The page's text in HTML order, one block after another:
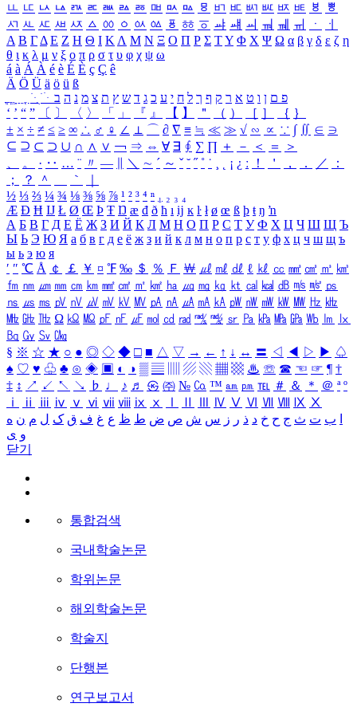
ㅥ ㅦ ㅧ ㅨ ㅩ ㅪ ㅫ ㅬ ㅭ ㅮ ㅯ ㅰ ㅱ ㅲ ㅳ ㅴ ㅵ ㅶ ㅷ ㅸ
ㅹ
ㅺ ㅻ ㅼ ㅽ ㅾ ㅿ ㆀ ㆁ ㆂ ㆃ ㆄ ㆅ ㆆ ㆇ ㆈ ㆉ ㆊ ㆋ ㆌ ㆍ
ㆎ
Α Β ΓΔ Ε Ζ Η Θ Ι ΚΛ Μ Ν Ξ Ο Π Ρ Σ ΤΥ Φ Χ Ψ Ω α β γ δ ε ζ η
θ ι κ λ μ ν ξ ο π ρ σ τ υ φ χ ψ ω
á à Á À é è É È ç Ç ê
Ä Ö Ü ä ö ü ß
ִֶֹ ֻּ ׁׂ פ ם ן ו ט א ר ק ף ך ל ח י ע כ ג ד ש ץ ת צ מ נ ה ב
‘ ’ “ ” 〔 〕 〈 〉 「 」 『 』 【 】 ＂ （ ） ［ ］ ｛ ｝
± × ÷ ≠ ≤ ≥ ∞ ∴ ♂ ♀ ∠ ⊥ ⌒ ∂ ∇ ≡ ≒ ≪ ≫ √ ∽ ∝ ∵ ∫ ∬ ∈ ∋
⊆ ⊇ ⊂ ⊃ ∪ ∩ ∧ ∨ ￢ ⇒ ⇔ ∀ ∃ ∮ ∑ ∏ ＋ － ＜ ＝
＞
、
。 · ‥ … ¨ 〃 ― ＼ ∼ ´ ～ ˇ ˘ ˝ ˚ ˙ ¸ ¡ ¿ ː ！ ＇ ， ． ／
：
；
？ ＾ ｀
½ ⅓ ⅔ ¼ ¾ ⅛ ⅜ ⅝ ⅞ ¹ ² ³ ⁴ ⁿ ₁ ₂ ₃ ₄
Æ Ð Ħ Ĳ Ł Ø Œ Þ Ŧ Ŋ æ đ ð ħ ı ĳ ĸ ŀ ł ø œ ß þ ŧ ŋ ŉ
А Б В Г Д Е Ё Ж З И Й К Л М Н О П Р С Т У Ф Х Ц Ч Ш Щ Ъ
Ы Ь Э Ю Я а б в г д е ё ж з и й к л м н о п р с т у ф х ц ч ш щ ъ
ы ь э ю я
′ ″ ℃ Å ￠ ￡ ￥ ¤ ℉ ‰ ＄ ％ Ｆ ￦ ㎕ ㎖ ㎗ ℓ ㎘ ㏄ ㎣ ㎤ ㎥ ㎦
㎙ ㎚ ㎛ ㎜ ㎝ ㎞ ㎟ ㎠ ㎡ ㎢ ㏊ ㎍ ㎎ ㎏ ㏏ ㎈ ㎉ ㏈ ㎧ ㎨ ㎰
㎱ ㎲ ㎳ ㎴ ㎵ ㎶ ㎷ ㎸ ㎹ ㎀ ㎁ ㎂ ㎃ ㎄ ㎺ ㎻ ㎽ ㎾ ㎿ ㎐ ㎑
㎒ ㎓ ㎔ Ω ㏀ ㏁ ㎊ ㎋ ㎌ ㏖ ㏅ ㎭ ㎮ ㎯ ㏛ ㎩ ㎪ ㎫ ㎬ ㏝ ㏐
㏓
㏃ ㏉ ㏜ ㏆
§ ※ ☆ ★ ○ ● ◎ ◇ ◆ □ ■ △ ▽ → ← ↑ ↓ ↔ 〓 ◁ ◀ ▷ ▶ ♤
♠ ♡ ♥ ♧ ♣ ⊙ ◈ ▣ ◐ ◑ ▒ ▤ ▨ ▧ ▦ ▩ ♨ ☏ ☎ ☜ ☞ ¶ †
‡ ↕ ↗ ↙ ↖ ↘ ♭ ♩ ♪ ♬ ㉿ ㈜ № ㏇ ™ ㏂ ㏘ ℡ ＃ ＆ ＊ ＠ ª º
ⅰ
ⅱ ⅲ ⅳ ⅴ ⅵ ⅶ ⅷ ⅸ ⅹ Ⅳ Ⅴ Ⅵ Ⅶ Ⅷ Ⅸ Ⅹ
ب ت ث ج ح خ د ذ ر ز س ش ص ض ط ظ ع غ ف ق ک ل م ن ه
و ی
닫기
통합검색
국내학술논문
학위논문
해외학술논문
학술지
단행본
연구보고서